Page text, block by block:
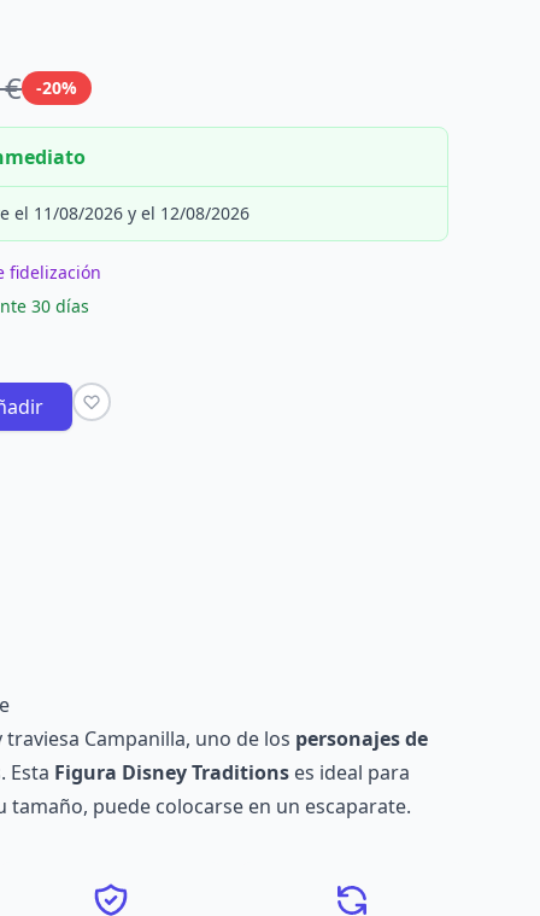
-20%
el 11/08/2026 y el 12/08/2026
fidelización
30 días
Campanilla, uno de los personajes de
Esta Figura Disney Traditions es ideal para
tamaño, puede colocarse en un escaparate.